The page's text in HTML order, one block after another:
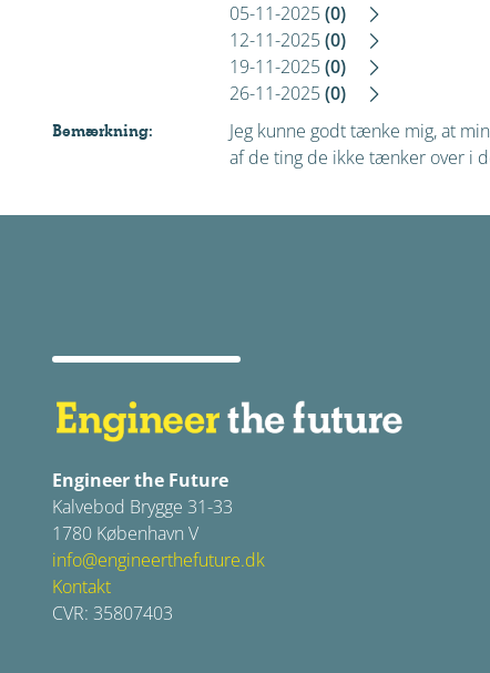
05-11-2025(0)
12-11-2025(0)
19-11-2025(0)
26-11-2025(0)
Bemærkning:
Jeg kunne godt tænke mig, at
af de ting de ikke tænker over i
Engineer the Future
Kalvebod Brygge 31-33
1780 København V
info@engineerthefuture.dk
Kontakt
CVR: 35807403